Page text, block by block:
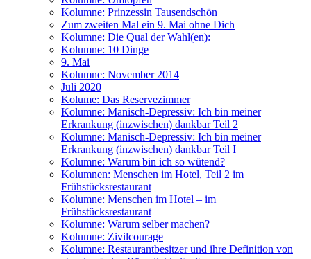
Kolumne: Prinzessin Tausendschön
Zum zweiten Mal ein 9. Mai ohne Dich
Kolumne: Die Qual der Wahl(en):
Kolumne: 10 Dinge
9. Mai
Kolumne: November 2014
Juli 2020
Kolume: Das Reservezimmer
Kolumne: Manisch-Depressiv: Ich bin meiner
Erkrankung (inzwischen) dankbar Teil 2
Kolumne: Manisch-Depressiv: Ich bin meiner
Erkrankung (inzwischen) dankbar Teil I
Kolumne: Warum bin ich so wütend?
Kolumnen: Menschen im Hotel, Teil 2 im
Frühstücksrestaurant
Kolumne: Menschen im Hotel – im
Frühstücksrestaurant
Kolumne: Warum selber machen?
Kolumne: Zivilcourage
Kolumne: Restaurantbesitzer und ihre Definition von